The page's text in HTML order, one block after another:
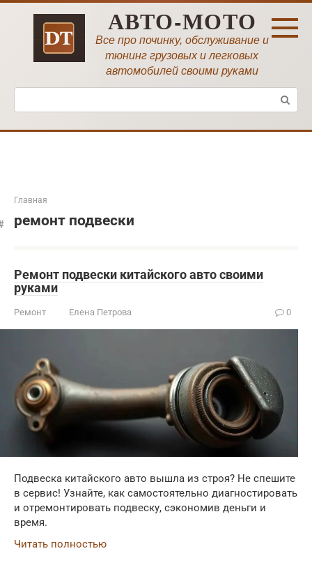
Перейти
АВТО-МОТО
Все про починку, обслуживание и
тюнинг грузовых и легковых
автомобилей своими руками
Поиск:
Главная
ремонт подвески
Ремонт подвески китайского авто своими
руками
Ремонт Елена Петрова 0
Подвеска китайского авто вышла из строя? Не спешите
в сервис! Узнайте, как самостоятельно диагностировать
и отремонтировать подвеску, сэкономив деньги и
время.
Читать полностью